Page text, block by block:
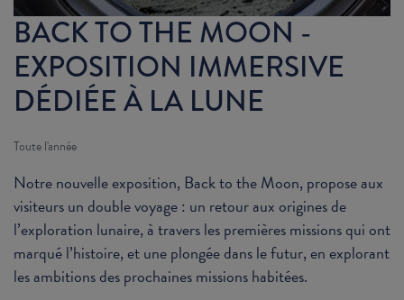
BACK TO THE MOON -
EXPOSITION IMMERSIVE
DÉDIÉE À LA LUNE
Toute l'année
Notre nouvelle exposition, Back to the Moon, propose aux
visiteurs un double voyage : un retour aux origines de
l’exploration lunaire, à travers les premières missions qui ont
marqué l’histoire, et une plongée dans le futur, en explorant
les ambitions des prochaines missions habitées.